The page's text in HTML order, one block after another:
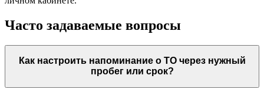
Часто задаваемые вопросы
Как настроить напоминание о ТО через нужный
пробег или срок?